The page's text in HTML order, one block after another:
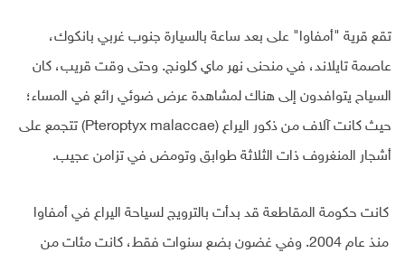
تقع قرية "أمفاوا" على بعد ساعة بالسيارة جنوب غربي بانكوك،
عاصمة تايلاند، في منحنى نهر ماي كلونج. وحتى وقت قريب، كان
السياح يتوافدون إلى هناك لمشاهدة عرض ضوئي رائع في المساء؛
حيث كانت آلاف من ذكور اليراع (Pteroptyx malaccae) تتجمع على
أشجار المنغروف ذات الثلاثة طوابق وتومض في تزامن عجيب.
كانت حكومة المقاطعة قد بدأت بالترويج لسياحة اليراع في أمفاوا
منذ عام 2004. وفي غضون بضع سنوات فقط، كانت مئات من